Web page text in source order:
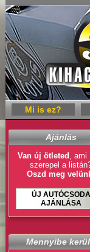
Mi is ez?
Ajánlás
Van új ötleted , ami
szerepel a
Oszd meg
ÚJ AUTÓCSODA
AJÁNLÁSA
Mennyibe